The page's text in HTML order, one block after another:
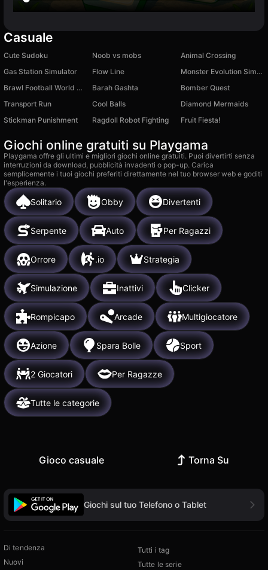
Casuale
Cute Sudoku Noob vs mobs
Animal Crossing
Gas Station Simulator
Flow Line
Monster Evolution Simulator
Brawl Football World Cup
Barah Gashta
Bomber Quest
Transport Run
Cool Balls
Diamond Mermaids
Stickman Punishment
Ragdoll Robot Fighting Fruit Fiesta!
Giochi online gratuiti su Playgama
Playgama offre gli ultimi e migliori giochi online gratuiti. Puoi divertirti senza
interruzioni da download, pubblicità invadenti o pop-up. Carica
semplicemente i tuoi giochi preferiti direttamente nel tuo browser web e goditi
l'esperienza.
Solitario Obby Divertenti
Serpente Auto Per Ragazzi
Orrore .io Strategia
Simulazione Inattivi Clicker
Rompicapo Arcade Multigiocatore
Azione Spara Bolle Sport
2 Giocatori Per Ragazze
Tutte le categorie
Gioco casuale Torna Su
Giochi sul tuo Telefono o Tablet
Di tendenza
Nuovi
Tutti i tag
Tutte le serie